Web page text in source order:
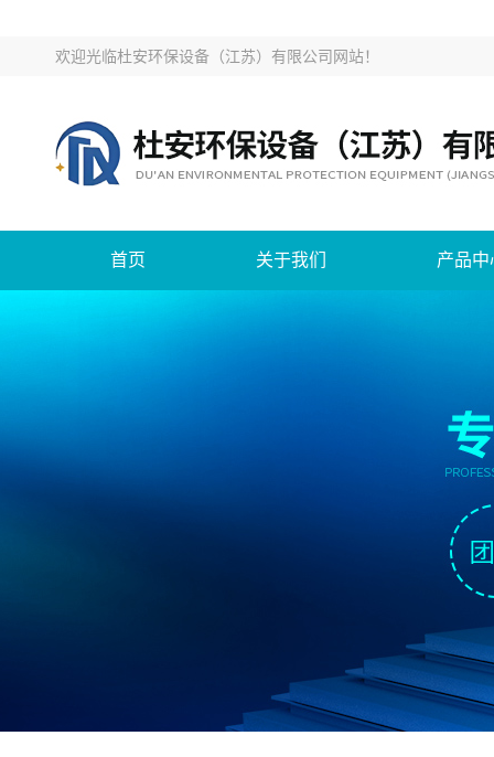
欢迎光临杜安环保设备（江苏）有限公司网站！
首页 关于我们 产品中